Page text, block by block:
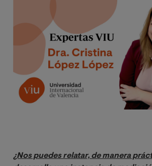
Image
¿Nos puedes relatar, de manera